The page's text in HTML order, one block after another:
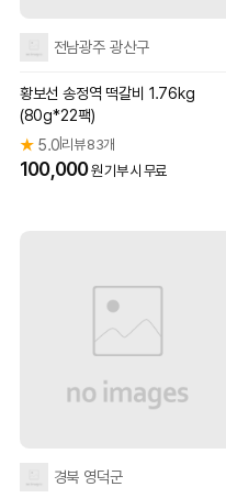
전남광주 광산구
황보선 송정역 떡갈비 1.76kg
(80g*22팩)
★5.0 리뷰 83개
100,000원 기부 시 무료
경북 영덕군